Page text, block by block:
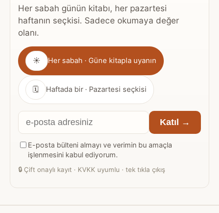
Her sabah günün kitabı, her pazartesi
haftanın seçkisi. Sadece okumaya değer
olanı.
Gönderim
sıklığı
☀ Her sabah · Güne kitapla uyanın
🗓 Haftada bir · Pazartesi seçkisi
E-
posta
adresiniz
Katıl →
E-posta bülteni almayı ve verimin bu amaçla
işlenmesini kabul ediyorum.
🔒 Çift onaylı kayıt · KVKK uyumlu · tek tıkla çıkış